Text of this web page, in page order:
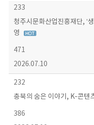
233
청주시문화산업진흥재단, ‘
영
471
2026.07.10
232
충북의 숨은 이야기, K-콘텐
386